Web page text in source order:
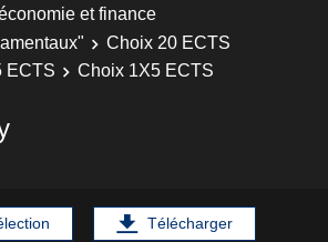
et finance
Choix 20 ECTS
ECTS
Choix 1X5 ECTS
Télécharger